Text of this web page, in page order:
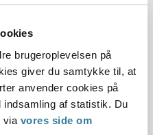
brugeroplevelsen på
giver du samtykke til, at
anvender cookies på
indsamling af statistik. Du
via vores side om
videre vurdere, at
ikke anses for at have
der ud fra en samlet
til at tro, at borger har
skal fx overveje, om det er
fra borger om de